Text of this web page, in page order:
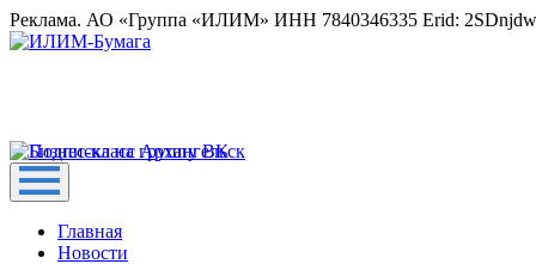
Реклама. АО «Группа «ИЛИМ» ИНН 7840346335 Erid:
Главная
Новости